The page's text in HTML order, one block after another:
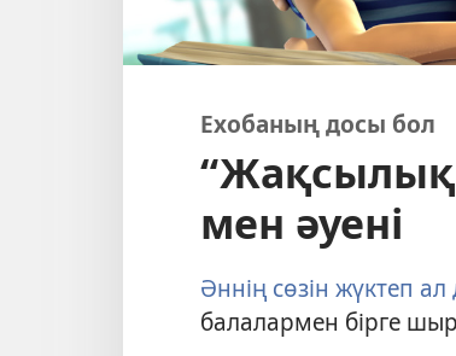
Ехобаның досы бол
“Жақсылық
мен әуені
Әннің сөзін жүктеп ал
балалармен бірге